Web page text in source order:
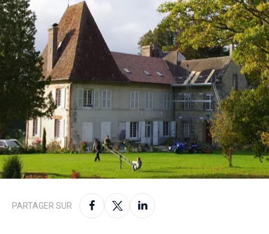
PARTAGER SUR